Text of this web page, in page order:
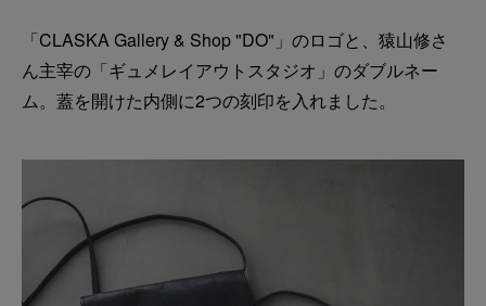
「CLASKA Gallery & Shop "DO"」のロゴと、猿山修さ
ん主宰の「ギュメレイアウトスタジオ」のダブルネー
ム。蓋を開けた内側に2つの刻印を入れました。